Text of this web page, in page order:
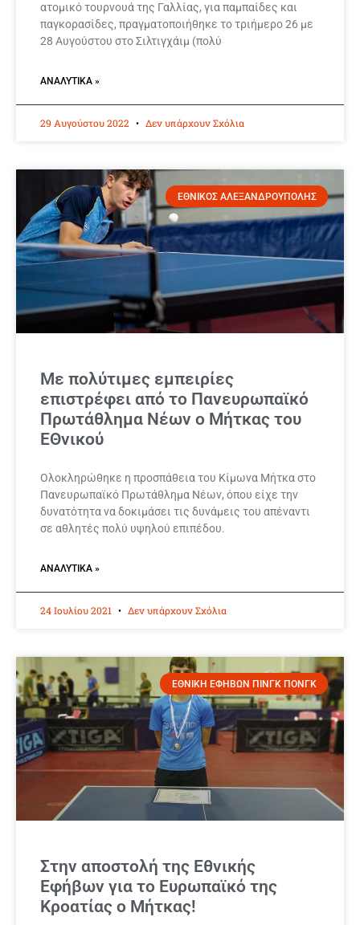
ατομικό τουρνουά της Γαλλίας, για παμπαίδες και
παγκορασίδες, πραγματοποιήθηκε το τριήμερο 26 με
28 Αυγούστου στο Σιλτιγχάιμ (πολύ
ΑΝΑΛΥΤΙΚΆ »
29 Αυγούστου 2022 Δεν υπάρχουν Σχόλια
ΕΘΝΙΚΟΣ ΑΛΕΞΑΝΔΡΟΥΠΟΛΗΣ
Με πολύτιμες εμπειρίες
επιστρέφει από το Πανευρωπαϊκό
Πρωτάθλημα Νέων ο Μήτκας του
ΕΘνικού
Ολοκληρώθηκε η προσπάθεια του Κίμωνα Μήτκα στο
Πανευρωπαϊκό Πρωτάθλημα Νέων, όπου είχε την
δυνατότητα να δοκιμάσει τις δυνάμεις του απέναντι
σε αθλητές πολύ υψηλού επιπέδου.
ΑΝΑΛΥΤΙΚΆ »
24 Ιουλίου 2021 Δεν υπάρχουν Σχόλια
ΕΘΝΙΚΗ ΕΦΗΒΩΝ ΠΙΝΓΚ ΠΟΝΓΚ
Στην αποστολή της Εθνικής
Εφήβων για το Ευρωπαϊκό της
Κροατίας ο Μήτκας!